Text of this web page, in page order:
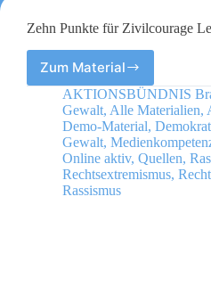
Zehn Punkte für Zivilcourage
Zum Material
Zehn
Punkte
für
Zivilcourage
Leitfaden
AKTIONSBÜNDNIS
Gewalt, Alle Materialien,
Demo-Material,
Gewalt,
Online aktiv, Quellen,
Rechtsextremismus,
Rassismus